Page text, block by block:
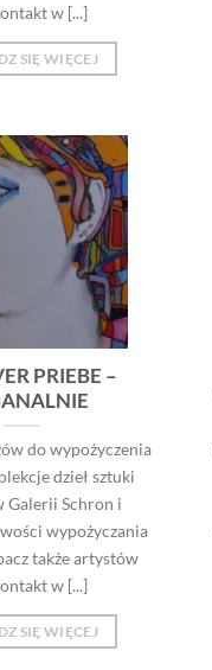
w [...]
SIĘ WIĘCEJ
PRIEBE –
do wypożyczenia
dzieł sztuki
Galerii Schron i
wypożyczania
także artystów
w [...]
SIĘ WIĘCEJ